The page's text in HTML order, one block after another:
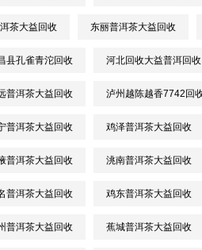
茶大益回收 东丽普洱茶大益回收
县孔雀青沱回收 河北回收大益普洱回收
普洱茶大益回收 泸州越陈越香7742回
普洱茶大益回收 鸡泽普洱茶大益回收
普洱茶大益回收 洮南普洱茶大益回收
普洱茶大益回收 鸡东普洱茶大益回收
普洱茶大益回收 蕉城普洱茶大益回收